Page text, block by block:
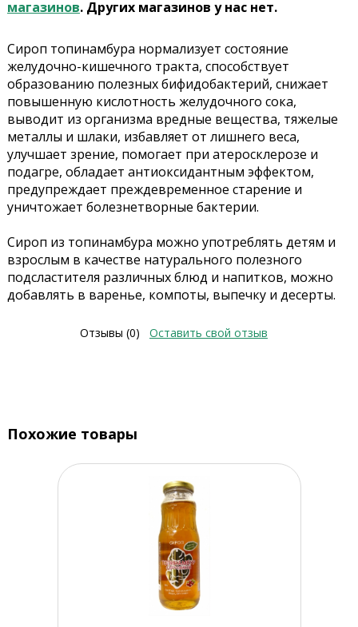
магазинов. Других магазинов у нас нет.
Сироп топинамбура нормализует состояние
желудочно-кишечного тракта, способствует
образованию полезных бифидобактерий, снижает
повышенную кислотность желудочного сока,
выводит из организма вредные вещества, тяжелые
металлы и шлаки, избавляет от лишнего веса,
улучшает зрение, помогает при атеросклерозе и
подагре, обладает антиоксидантным эффектом,
предупреждает преждевременное старение и
уничтожает болезнетворные бактерии.
Сироп из топинамбура можно употреблять детям и
взрослым в качестве натурального полезного
подсластителя различных блюд и напитков, можно
добавлять в варенье, компоты, выпечку и десерты.
Отзывы (0) Оставить свой отзыв
Похожие товары